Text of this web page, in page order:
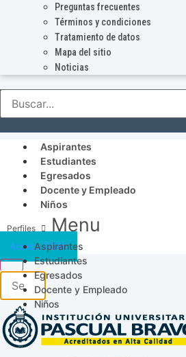
Preguntas frecuentes
Términos y condiciones
Tratamiento de datos
Mapa del sitio
Noticias
Aspirantes
Estudiantes
Egresados
Docente y Empleado
Niños
Menu
Aspirantes
Estudiantes
Egresados
Docente y Empleado
Niños
Acceso SICAU